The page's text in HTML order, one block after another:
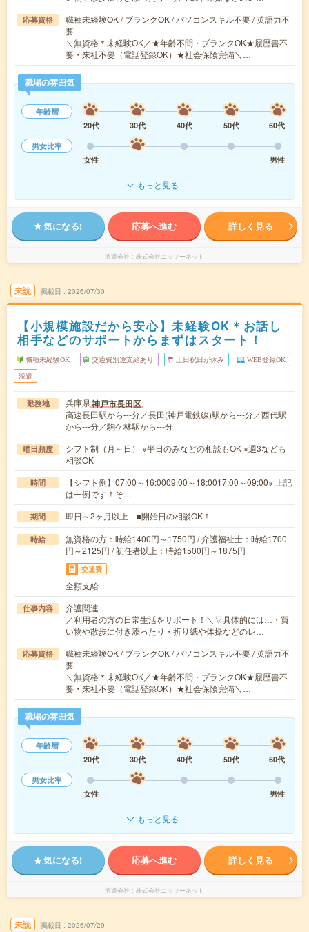
応募資格
職種未経験OK / ブランクOK / パソコンスキル不要 / 英語力不
要
＼無資格＊未経験OK／★年齢不問・ブランクOK★履歴書不
要・来社不要（電話登録OK）★社会保険完備＼…
職場の雰囲気
年齢層
20代
30代 40代 50代
60代
男女比率
女性
男性
もっと見る
気になる! 応募へ進む 詳しく見る
派遣会社 株式会社ニッソーネット
未読 掲載日 2026/07/30
【小規模施設だから安心】未経験OK＊お話し
相手などのサポートからまずはスタート！
職種未経験OK 交通費別途支給あり 土日祝日が休み WEB登録OK
派遣
勤務地 兵庫県神戸市長田区
高速長田駅から---分／長田(神戸電鉄線)駅から---分／西代駅
から---分／駒ケ林駅から---分
曜日頻度
シフト制（月～日） ※平日のみなどの相談もOK ※週3なども
相談OK
時間
【シフト例】07:00～16:0009:00～18:0017:00～09:00※ 上記
は一例です！そ…
期間 即日～2ヶ月以上 ■開始日の相談OK！
時給
無資格の方：時給1400円～1750円 / 介護福祉士：時給1700
円～2125円 / 初任者以上：時給1500円～1875円
交通費
全額支給
仕事内容
介護関連
／利用者の方の日常生活をサポート！＼▽具体的には…・買
い物や散歩に付き添ったり・折り紙や体操などのレ…
応募資格
職種未経験OK / ブランクOK / パソコンスキル不要 / 英語力不
要
＼無資格＊未経験OK／★年齢不問・ブランクOK★履歴書不
要・来社不要（電話登録OK）★社会保険完備＼…
職場の雰囲気
年齢層
20代
30代 40代 50代
60代
男女比率
女性
男性
もっと見る
気になる! 応募へ進む 詳しく見る
派遣会社 株式会社ニッソーネット
未読 掲載日 2026/07/29